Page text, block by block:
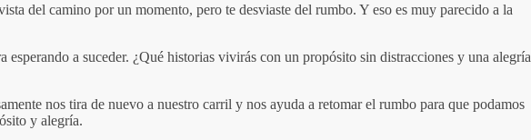
del camino por un momento, pero te desviaste del rumbo. Y eso es muy parecido a la
esperando a suceder. ¿Qué historias vivirás con un propósito sin distracciones y una alegría
nos tira de nuevo a nuestro carril y nos ayuda a retomar el rumbo para que podamos
y alegría.